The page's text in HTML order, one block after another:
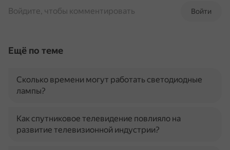
Войти
Войдите, чтобы комментировать
Ещё по теме
Сколько времени могут работать светодиодные
лампы?
Как спутниковое телевидение повлияло на
развитие телевизионной индустрии?